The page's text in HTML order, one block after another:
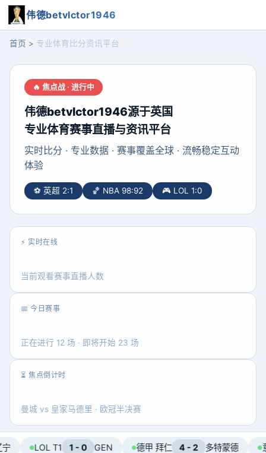
伟德betvlctor1946
首页 > 专业体育比分资讯平台
🔥 焦点战 · 进行中
伟德betvlctor1946源于英国
专业体育赛事直播与资讯平台
实时比分 · 专业数据 · 赛事覆盖全球 · 流畅稳定互动
体验
⚽ 英超 2:1 🏀 NBA 98:92 🎮 LOL 1:0
⚡ 实时在线
当前观看赛事直播人数
📅 今日赛事
正在进行 12 场 · 即将开始 23 场
⏳ 焦点倒计时
曼城 vs 皇家马德里 · 欧冠半决赛
LOL T1 1 - 0 GEN 德甲 拜仁 4 - 2 多特蒙德 意甲 米